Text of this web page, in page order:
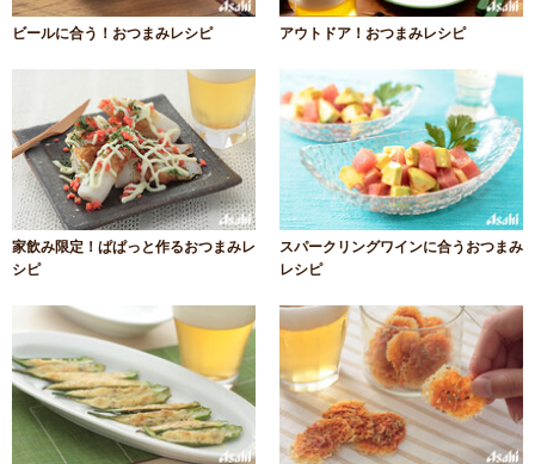
ビールに合う！おつまみレシピ アウトドア！おつまみレシピ
家飲み限定！ぱぱっと作るおつまみレ
シピ
スパークリングワインに合うおつまみ
レシピ